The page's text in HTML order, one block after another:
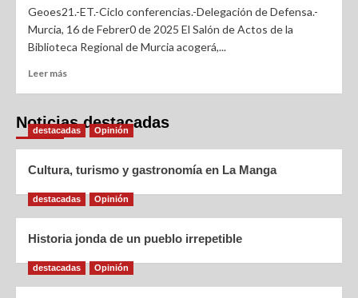
Geoes21.-ET.-Ciclo conferencias.-Delegación de Defensa.-
Murcia, 16 de Febrer0 de 2025 El Salón de Actos de la
Biblioteca Regional de Murcia acogerá,...
Leer más
Noticias destacadas
destacadas Opinión
Cultura, turismo y gastronomía en La Manga
destacadas Opinión
Historia jonda de un pueblo irrepetible
destacadas Opinión